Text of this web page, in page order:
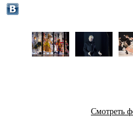
Смотреть